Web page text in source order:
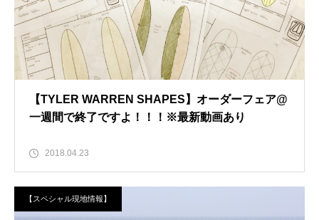
【TYLER WARREN SHAPES】オーダーフェア@
一週間で終了ですよ！！！※最新動画あり
2018.04.23
【スペシャル現地情報】